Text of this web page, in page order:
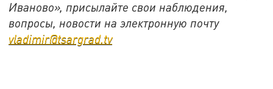
Иваново», присылайте свои наблюдения,
вопросы, новости на электронную почту
vladimir@tsargrad.tv